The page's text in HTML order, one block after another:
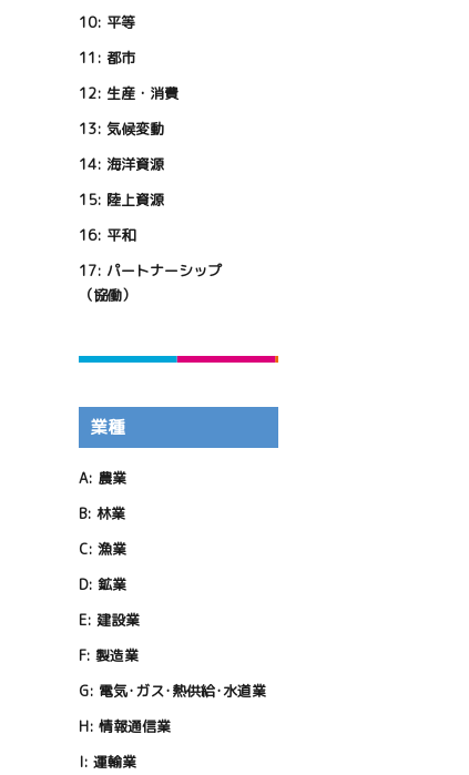
10: 平等
11: 都市
12: 生産・消費
13: 気候変動
14: 海洋資源
15: 陸上資源
16: 平和
17: パートナーシップ
（協働）
業種
A: 農業
B: 林業
C: 漁業
D: 鉱業
E: 建設業
F: 製造業
G: 電気･ガス･熱供給･水道業
H: 情報通信業
I: 運輸業